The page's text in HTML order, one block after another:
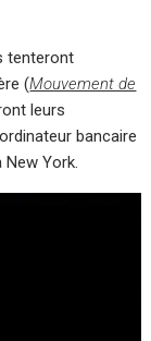
tenteront
(Mouvement de
leurs
bancaire
York.